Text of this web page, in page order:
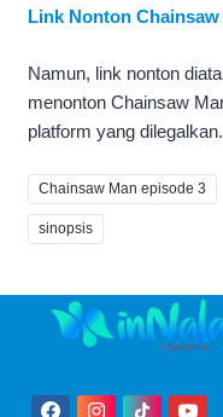
Link Nonton
Namun, link nonton
menonton Chainsaw
platform yang
Chainsaw Man episode 3
sinopsis